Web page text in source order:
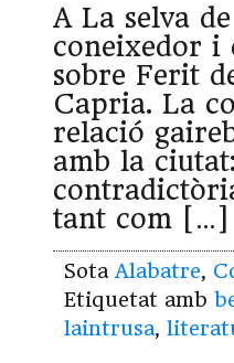
A La selva
coneixedor i
sobre Ferit
Capria. La
relació
amb la
tant com […]
Sota Alabatre,
Etiquetat amb
laintrusa,